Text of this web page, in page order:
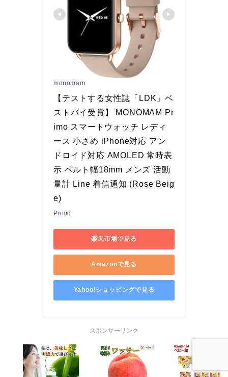
monomam
【テストする女性誌「LDK」ベ
ストバイ受賞】 MONOMAM Pr
imo スマートウォッチ レディ
ース 小さめ iPhone対応 アン
ドロイド対応 AMOLED 常時表
示 ベルト幅18mm メンズ 活動
量計 Line 着信通知 (Rose Beig
e)
Primo
楽天市場で見る
Amazonで見る
Yahoo!ショッピングで見る
スポンサーリンク